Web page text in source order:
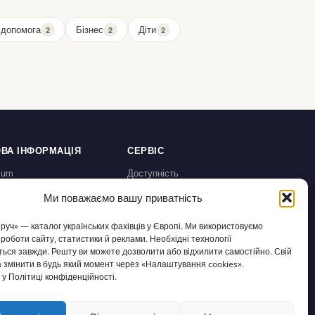
Ми поважаємо вашу приватність
— каталог українських фахівців у Європі. Ми використовуємо
сайту, статистики й реклами. Необхідні технології
завжди. Решту ви можете дозволити або відхилити самостійно. Свій
змінити в будь який момент через «Налаштування cookies».
Політиці конфіденційності.
2 Бізнес 2 Діти 2
ІНФОРМАЦІЯ
відмову /
СЕРВІС
Доступність